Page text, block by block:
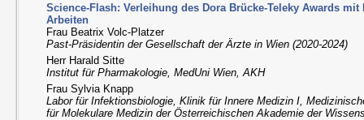
Science-Flash: Verleihung des Dora Brücke-Teleky Awards
Arbeiten
Frau Beatrix Volc-Platzer
Past-Präsidentin der Gesellschaft der Ärzte in Wien (2020-2024)
Herr Harald Sitte
Institut für Pharmakologie, MedUni Wien, AKH
Frau Sylvia Knapp
Labor für Infektionsbiologie, Klinik für Innere Medizin I,
für Molekulare Medizin der Österreichischen Akademie der